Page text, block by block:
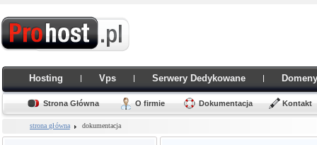
Hosting Vps Serwery Dedykowane Domeny
Strona Główna O firmie Dokumentacja Kontakt
strona główna dokumentacja